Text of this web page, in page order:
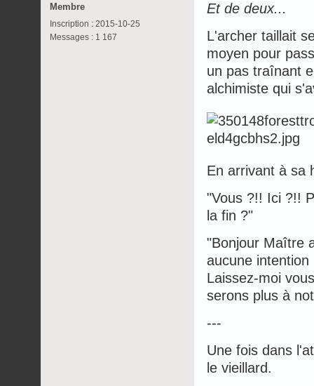
Membre
Inscription : 2015-10-25
Messages : 1 167
Et de deux...
L'archer taillait
moyen pour
un pas traînant
alchimiste qui
En arrivant à sa
"Vous ?!! Ici ?!!
la fin ?"
"Bonjour Maître
aucune
Laissez-moi
serons plus à
---
Une fois dans
le vieillard.